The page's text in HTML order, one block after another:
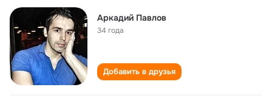
Аркадий Павлов
34 года
Добавить в друзья